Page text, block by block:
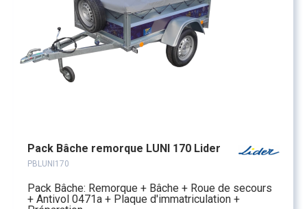
Pack Bâche remorque LUNI 170 Lider
PBLUNI170
Pack Bâche: Remorque + Bâche + Roue de secours
+ Antivol 0471a + Plaque d'immatriculation +